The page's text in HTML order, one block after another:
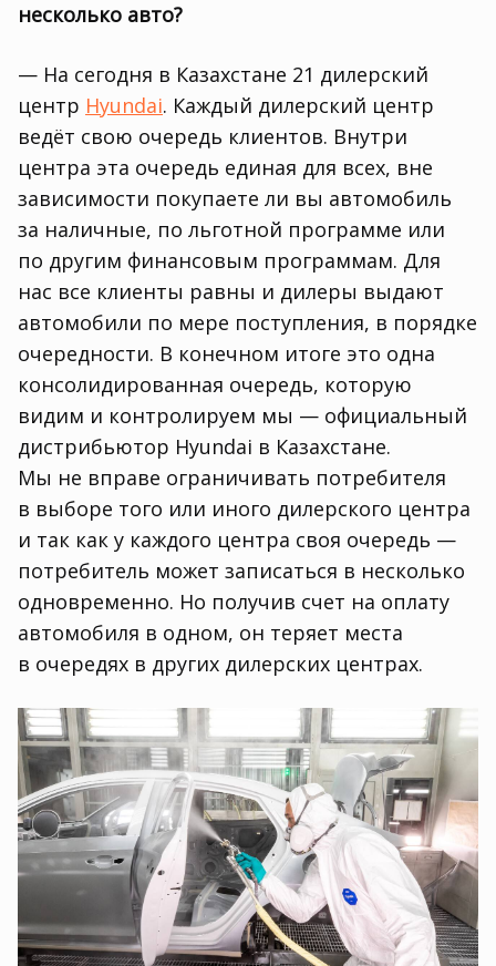
несколько авто?
— На сегодня в Казахстане 21 дилерский
центр Hyundai. Каждый дилерский центр
ведёт свою очередь клиентов. Внутри
центра эта очередь единая для всех, вне
зависимости покупаете ли вы автомобиль
за наличные, по льготной программе или
по другим финансовым программам. Для
нас все клиенты равны и дилеры выдают
автомобили по мере поступления, в порядке
очередности. В конечном итоге это одна
консолидированная очередь, которую
видим и контролируем мы — официальный
дистрибьютор Hyundai в Казахстане.
Мы не вправе ограничивать потребителя
в выборе того или иного дилерского центра
и так как у каждого центра своя очередь —
потребитель может записаться в несколько
одновременно. Но получив счет на оплату
автомобиля в одном, он теряет места
в очередях в других дилерских центрах.